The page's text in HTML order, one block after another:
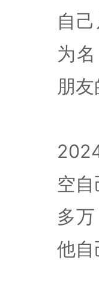
自
为
朋友
空
多
他自